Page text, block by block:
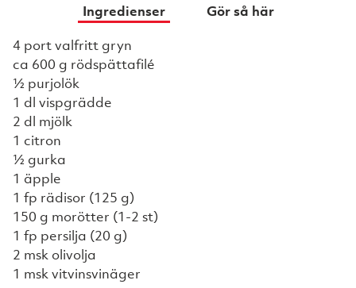
Ingredienser
Gör så här
4 port valfritt gryn
ca 600 g rödspättafilé
½ purjolök
1 dl vispgrädde
2 dl mjölk
1 citron
½ gurka
1 äpple
1 fp rädisor (125 g)
150 g morötter (1-2 st)
1 fp persilja (20 g)
2 msk olivolja
1 msk vitvinsvinäger